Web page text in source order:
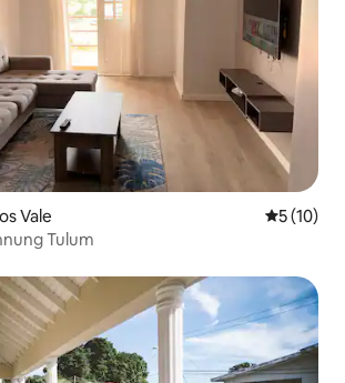
Vale
5 (10)
Tulum